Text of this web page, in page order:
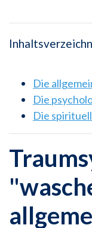
Die
Die
Die